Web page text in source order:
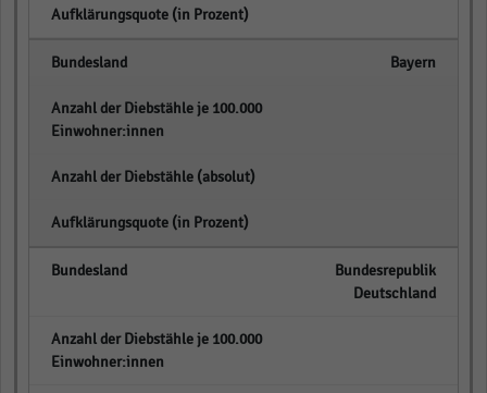
Bayern
Bundesrepublik
Deutschland